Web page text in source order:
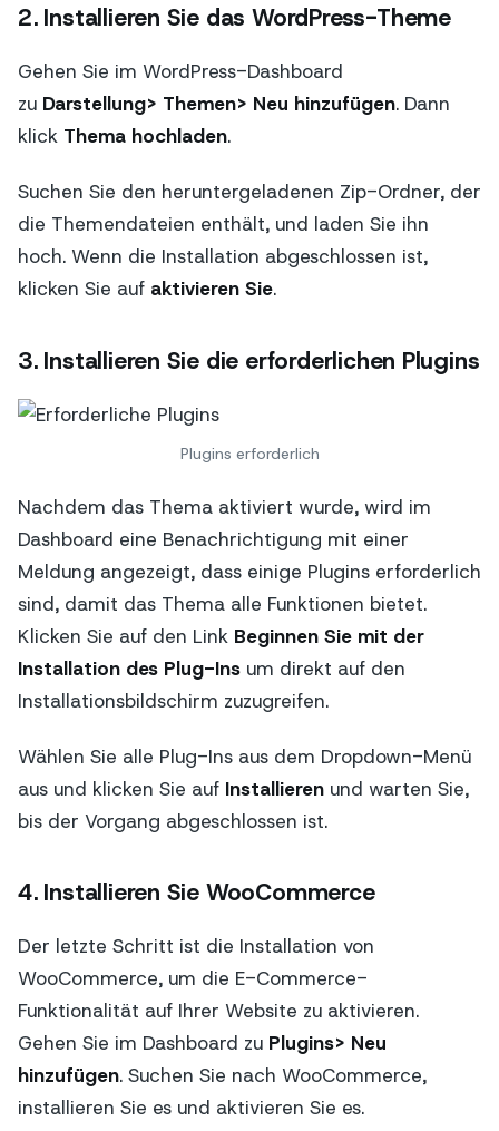
2. Installieren Sie das WordPress-Theme
Gehen Sie im WordPress-Dashboard
zu Darstellung> Themen> Neu hinzufügen. Dann
klick Thema hochladen.
Suchen Sie den heruntergeladenen Zip-Ordner, der
die Themendateien enthält, und laden Sie ihn
hoch. Wenn die Installation abgeschlossen ist,
klicken Sie auf aktivieren Sie.
3. Installieren Sie die erforderlichen Plugins
Plugins erforderlich
Nachdem das Thema aktiviert wurde, wird im
Dashboard eine Benachrichtigung mit einer
Meldung angezeigt, dass einige Plugins erforderlich
sind, damit das Thema alle Funktionen bietet.
Klicken Sie auf den Link Beginnen Sie mit der
Installation des Plug-Ins um direkt auf den
Installationsbildschirm zuzugreifen.
Wählen Sie alle Plug-Ins aus dem Dropdown-Menü
aus und klicken Sie auf Installieren und warten Sie,
bis der Vorgang abgeschlossen ist.
4. Installieren Sie WooCommerce
Der letzte Schritt ist die Installation von
WooCommerce, um die E-Commerce-
Funktionalität auf Ihrer Website zu aktivieren.
Gehen Sie im Dashboard zu Plugins> Neu
hinzufügen. Suchen Sie nach WooCommerce,
installieren Sie es und aktivieren Sie es.